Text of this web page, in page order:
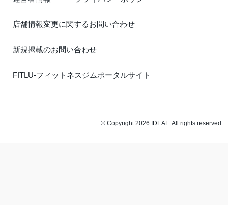
店舗情報変更に関するお問い合わせ
新規掲載のお問い合わせ
FITLU-フィットネスジムポータルサイト
© Copyright 2026 IDEAL. All rights reserved.